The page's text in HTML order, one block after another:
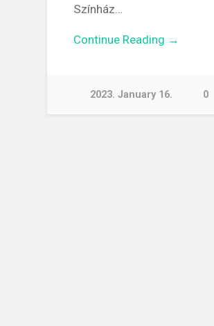
Színház…
Continue Reading →
2023. January 16. 0